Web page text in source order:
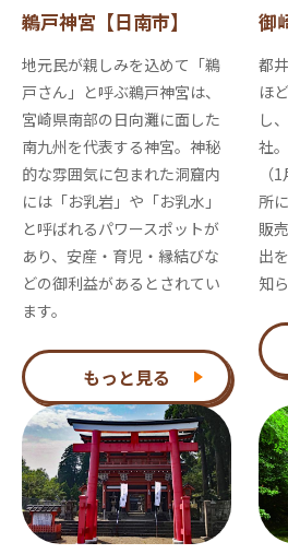
鵜戸神宮【日南市】
地元民が親しみを込めて「鵜
戸さん」と呼ぶ鵜戸神宮は、
宮崎県南部の日向灘に面した
南九州を代表する神宮。神秘
的な雰囲気に包まれた洞窟内
には「お乳岩」や「お乳水」
と呼ばれるパワースポットが
あり、安産・育児・縁結びな
どの御利益があるとされてい
ます。
もっと見る
御
都
ほ
し
社
（
所
販
出
知